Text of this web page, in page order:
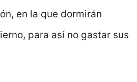
en la que dormirán
para así no gastar sus